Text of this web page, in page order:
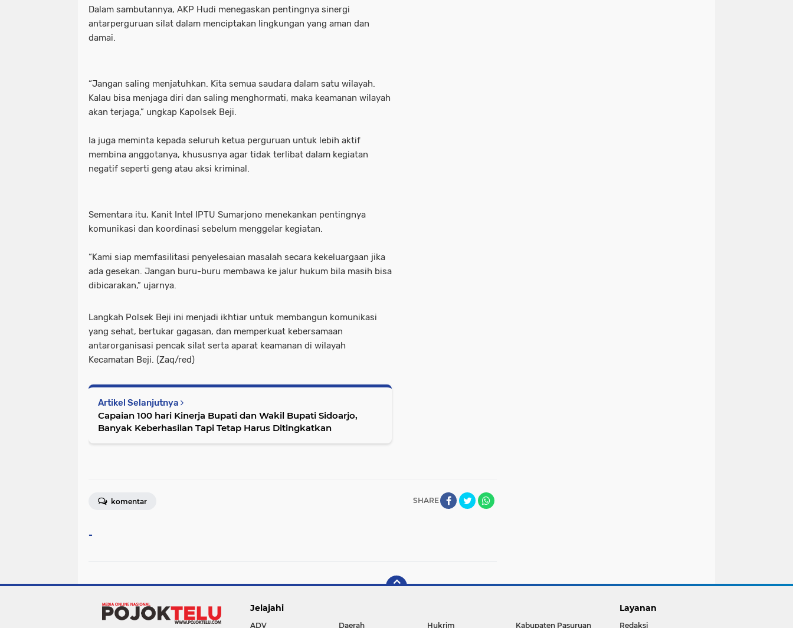
Dalam sambutannya, AKP Hudi menegaskan pentingnya sinergi
antarperguruan silat dalam menciptakan lingkungan yang aman dan
damai.
“Jangan saling menjatuhkan. Kita semua saudara dalam satu wilayah.
Kalau bisa menjaga diri dan saling menghormati, maka keamanan wilayah
akan terjaga,” ungkap Kapolsek Beji.
Ia juga meminta kepada seluruh ketua perguruan untuk lebih aktif
membina anggotanya, khususnya agar tidak terlibat dalam kegiatan
negatif seperti geng atau aksi kriminal.
Sementara itu, Kanit Intel IPTU Sumarjono menekankan pentingnya
komunikasi dan koordinasi sebelum menggelar kegiatan.
“Kami siap memfasilitasi penyelesaian masalah secara kekeluargaan jika
ada gesekan. Jangan buru-buru membawa ke jalur hukum bila masih bisa
dibicarakan,” ujarnya.
Langkah Polsek Beji ini menjadi ikhtiar untuk membangun komunikasi
yang sehat, bertukar gagasan, dan memperkuat kebersamaan
antarorganisasi pencak silat serta aparat keamanan di wilayah
Kecamatan Beji. (Zaq/red)
Artikel Selanjutnya
Capaian 100 hari Kinerja Bupati dan Wakil Bupati Sidoarjo,
Banyak Keberhasilan Tapi Tetap Harus Ditingkatkan
SHARE
komentar
-
Jelajahi
ADV Daerah Hukrim Kabupaten Pasuruan
Layanan
Redaksi